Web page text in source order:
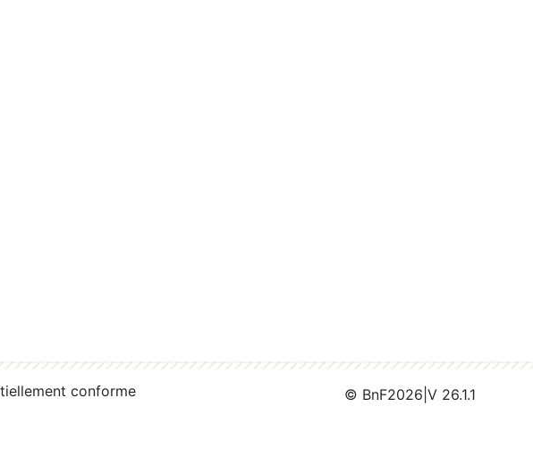
conforme © BnF2026 V 26.1.1